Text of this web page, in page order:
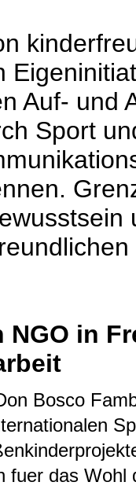
Auf- und
Sport
NGO in
Bosco
fuer das